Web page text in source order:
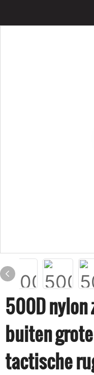
500D nylon
buiten
tactische